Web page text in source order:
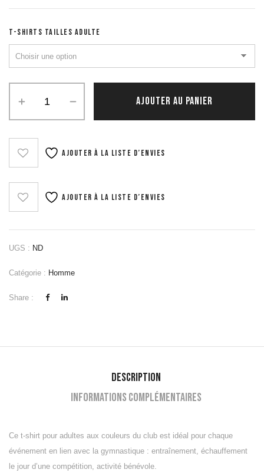
T-SHIRTS TAILLES ADULTE
Homme
AJOUTER AU PANIER
Ajouter à la liste d’envies
Ajouter à la liste d’envies
UGS : ND
Catégorie : Homme
Share :
Description
Informations complémentaires
Ce t-shirt pour adultes aux couleurs du club est idéal pour chaque
événement en lien avec la gymnastique : entraînement, échauffement
le jour d’une compétition, activité bénévole.